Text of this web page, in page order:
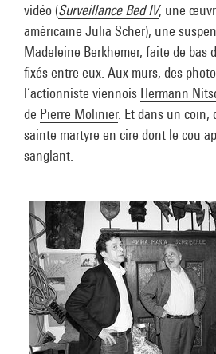
vidéo (Surveillance Bed IV, une
américaine Julia Scher), une
Madeleine Berkhemer, faite de bas
fixés entre eux. Aux murs, des
l’actionniste viennois Hermann
de Pierre Molinier. Et dans un coin,
sainte martyre en cire dont le cou
sanglant.